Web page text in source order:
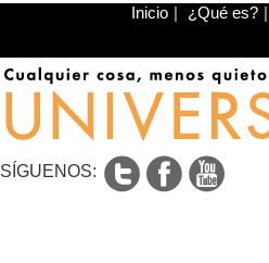
Inicio | ¿Qué es? |
SÍGUENOS: